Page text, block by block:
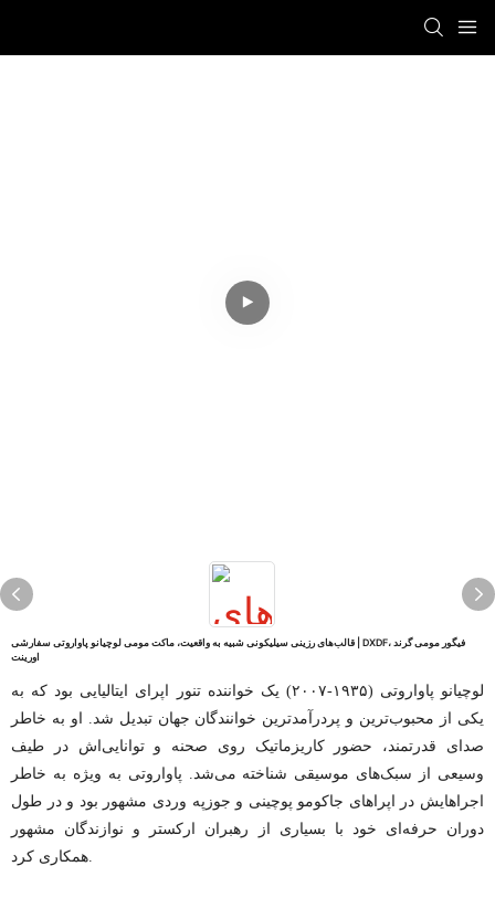
قالب‌های رزینی سیلیکونی شبیه به واقعیت، ماکت مومی لوچیانو پاواروتی سفارشی | DXDF، فیگور مومی گرند
اورینت
لوچیانو پاواروتی (۱۹۳۵-۲۰۰۷) یک خواننده تنور اپرای ایتالیایی بود که به
یکی از محبوب‌ترین و پردرآمدترین خوانندگان جهان تبدیل شد. او به خاطر
صدای قدرتمند، حضور کاریزماتیک روی صحنه و توانایی‌اش در طیف
وسیعی از سبک‌های موسیقی شناخته می‌شد. پاواروتی به ویژه به خاطر
اجراهایش در اپراهای جاکومو پوچینی و جوزپه وردی مشهور بود و در طول
دوران حرفه‌ای خود با بسیاری از رهبران ارکستر و نوازندگان مشهور
همکاری کرد.